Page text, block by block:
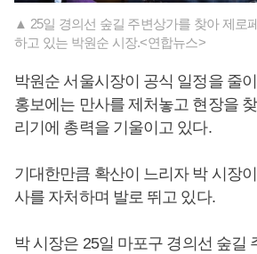
▲ 25일 경의선 숲길 주변상가를 찾아 제로
하고 있는 박원순 시장.<연합뉴스>
박원순 서울시장이 공식 일정을 줄
홍보에는 만사를 제처놓고 현장을
리기에 총력을 기울이고 있다.
기대한만큼 확산이 느리자 박 시장
사를 자처하며 발로 뛰고 있다.
박 시장은 25일 마포구 경의선 숲길